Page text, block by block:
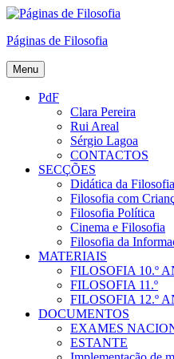
Skip
content
Páginas de Filosofia
Menu
PdF
Clara Pereira
Rui Areal
Sérgio Lagoa
CONTACTOS
SECÇÕES
Didática da Filosofia
Filosofia com
Filosofia Política
Cinema e Filosofia
Filosofia da
MATERIAIS
FILOSOFIA 10.º
FILOSOFIA 11.º
FILOSOFIA 12.º
DOCUMENTOS
EXAMES
ESTANTE